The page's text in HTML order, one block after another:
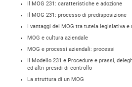
Il MOG 231: caratteristiche e adozione
Il MOG 231: processo di predisposizione
I vantaggi del MOG tra tutela legislativa
MOG e cultura aziendale
MOG e processi aziendali: processi
Il Modello 231 e Procedure e prassi,
ed altri presidi di controllo
La struttura di un MOG